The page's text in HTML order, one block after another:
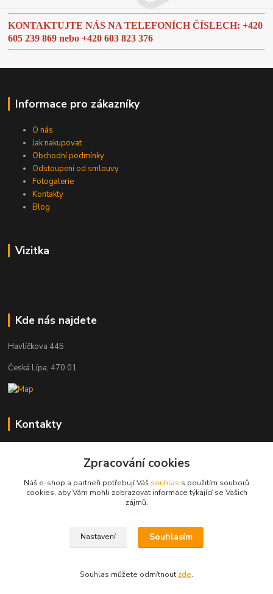
KONTAKTUJTE NÁS NA TELEFONÍCH ČÍSLECH: +420
605 239 869 nebo+420 603 823 376
Informace pro zákazníky
O nás
Jak nakupovat
Obchodní podmínky
Odstoupení od smlouvy
Fotogalerie
Kontakty
Blog
Vizitka
Kde nás najdete
Havlíčkova 445
Česká Lípa, 470 01
Kontakty
+420 603 823 376
pelant@cgastro.cz
Zpracování cookies
Náš e-shop a partneři potřebují Váš souhlas s použitím souborů
cookies, aby Vám mohli zobrazovat informace týkající se Vašich
zájmů.
Nastavení Souhlasím
Souhlas můžete odmítnout zde.